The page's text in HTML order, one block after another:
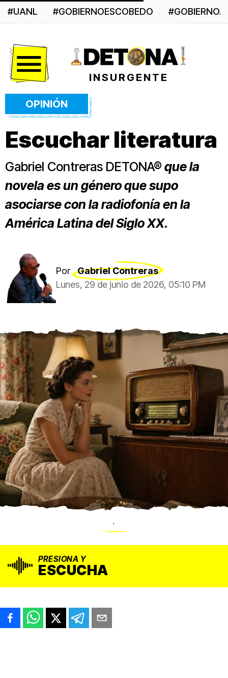
#UANL #GOBIERNOESCOBEDO
INSURGENTE
OPINIÓN
Escuchar literatura
Gabriel Contreras DETONA® que la
novela es un género que supo
asociarse con la radiofonía en la
América Latina del Siglo XX.
Por
Gabriel Contreras
Lunes, 29 de junio de 2026, 05:10 PM
.
PRESIONA Y
ESCUCHA